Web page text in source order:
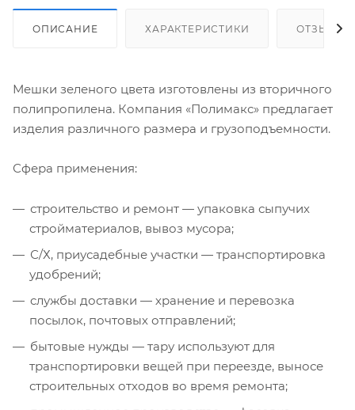
ОПИСАНИЕ ХАРАКТЕРИСТИКИ ОТЗЫВЫ
Мешки зеленого цвета изготовлены из вторичного
полипропилена. Компания «Полимакс» предлагает
изделия различного размера и грузоподъемности.
Сфера применения:
строительство и ремонт — упаковка сыпучих
стройматериалов, вывоз мусора;
С/Х, приусадебные участки — транспортировка
удобрений;
cлужбы доставки — хранение и перевозка
посылок, почтовых отправлений;
бытовые нужды — тару используют для
транспортировки вещей при переезде, выносе
строительных отходов во время ремонта;